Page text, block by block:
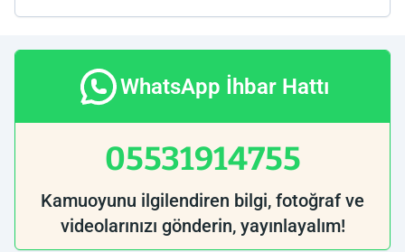
WhatsApp İhbar Hattı
05531914755
Kamuoyunu ilgilendiren bilgi, fotoğraf ve
videolarınızı gönderin, yayınlayalım!